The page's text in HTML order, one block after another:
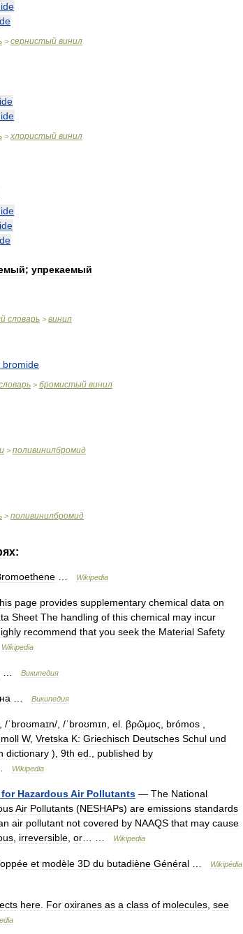
> сернистый винил
> хлористый винил
; упрекаемый
словарь > винил
bromide
> бромистый винил
> поливинилбромид
> поливинилбромид
Wikipedia
page provides supplementary chemical data on
Sheet The handling of this chemical may incur
recommend that you seek the Material Safety
Wikipedia
Википедия
Википедия
/ˈbroʊmaɪn/, /ˈbroʊmɪn el βρῶμος brómos
W, Vretska K: Griechisch Deutsches Schul und
dictionary ), 9th ed published by
Wikipedia
for HazardousAir Pollutants — The National
Air Pollutants (NESHAPs) are emissions standards
air pollutant not covered by NAAQS that may cause
irreversible or Wikipedia
et modèle 3D du butadiène Général
Wikipédia
here For oxiranes as a class of molecules see